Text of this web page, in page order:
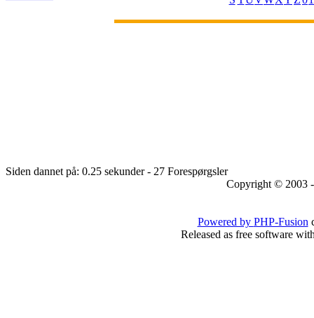
Siden dannet på: 0.25 sekunder - 27 Forespørgsler
Copyright © 2003
Powered by PHP-Fusion
Released as free software